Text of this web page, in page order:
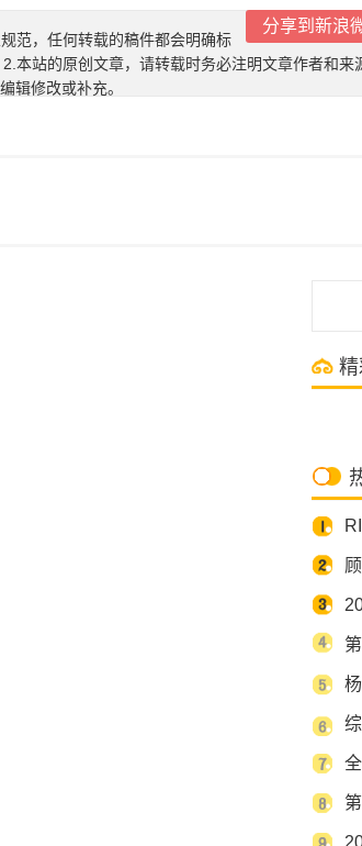
分享到新浪
范，任何转载的稿件都会明确标
本站的原创文章，请转载时务必注明文章作者和来
辑修改或补充。